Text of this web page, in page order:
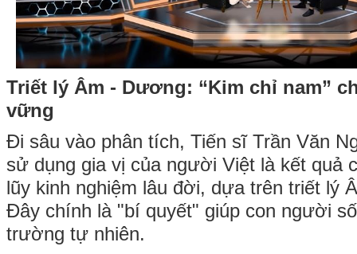
Triết lý Âm - Dương: “Kim chỉ nam”
vững
Đi sâu vào phân tích, Tiến sĩ Trần Văn
sử dụng gia vị của người Việt là kết quả
lũy kinh nghiệm lâu đời, dựa trên triết lý
Đây chính là "bí quyết" giúp con người
trường tự nhiên.